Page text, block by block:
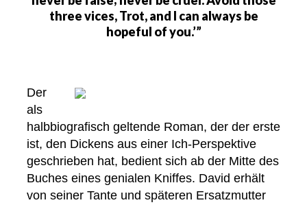
three vices, Trot, and I can always be
hopeful of you.’”
Der
als
halbbiografisch geltende Roman, der der erste
ist, den Dickens aus einer Ich-Perspektive
geschrieben hat, bedient sich ab der Mitte des
Buches eines genialen Kniffes. David erhält
von seiner Tante und späteren Ersatzmutter